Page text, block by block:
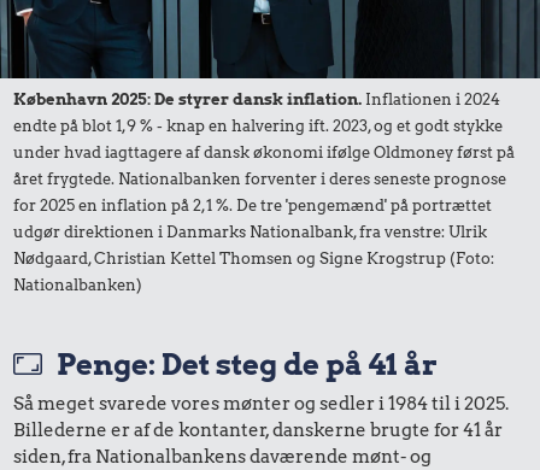
Udvalgte varer fra danskernes indkøbskurv gennem tiderne.
Priser i nutidskroner er estimeret af Oldmoney. Priser i
datidskroner er på baggrund af forbrugerprisindekset fra
Danmarks Statistik.
København 2025: De styrer dansk inflation. Inflationen i 2024
endte på blot 1,9 % - knap en halvering ift. 2023, og et godt stykke
under hvad iagttagere af dansk økonomi ifølge Oldmoney først på
året frygtede. Nationalbanken forventer i deres seneste prognose
for 2025 en inflation på 2,1 %. De tre 'pengemænd' på portrættet
udgør direktionen i Danmarks Nationalbank, fra venstre: Ulrik
Nødgaard, Christian Kettel Thomsen og Signe Krogstrup (Foto:
Nationalbanken)
Penge: Det steg de på 41 år
Så meget svarede vores mønter og sedler i 1984 til i 2025.
Billederne er af de kontanter, danskerne brugte for 41 år
siden, fra Nationalbankens daværende mønt- og